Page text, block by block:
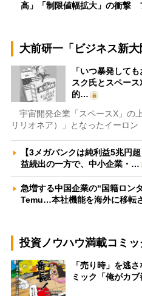
高」「制限値幅拡大」の衝撃
大前研一「ビジネス新
「いつ暴発して
スク氏とスペー
的…
宇宙開発企業「スペースX」の
リリオネア）」となったイーロ
【3メガバンクは純利益5兆円
益続出の一方で、中小企業・…
急増する中国企業の“国籍ロン
Temu…本社機能を海外に移転
投資ノウハウ満載コミッ
「売り時」を逃
ミック「俺がカブ